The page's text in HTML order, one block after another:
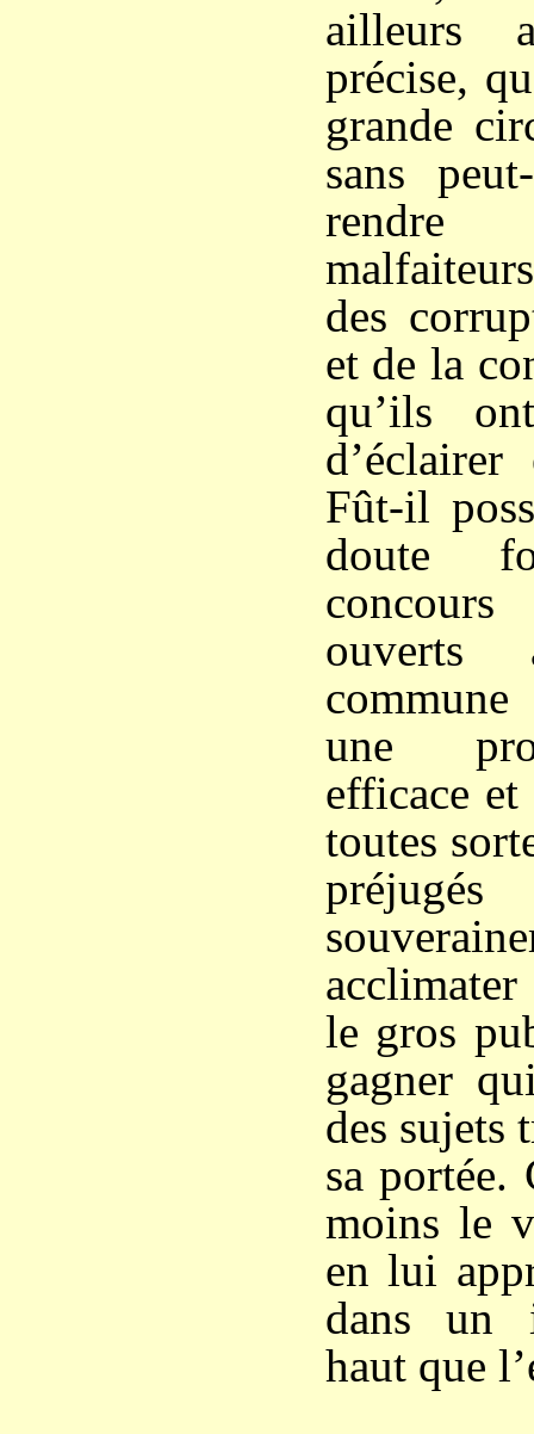
ailleurs
précise,
grande
sans
rendre
des
et de la
qu’ils
Fût-il
doute
ouverts
une
efficace et
toutes
acclimater
le gros
gagner
des sujets
sa portée.
moins le
en lui
dans un
haut que